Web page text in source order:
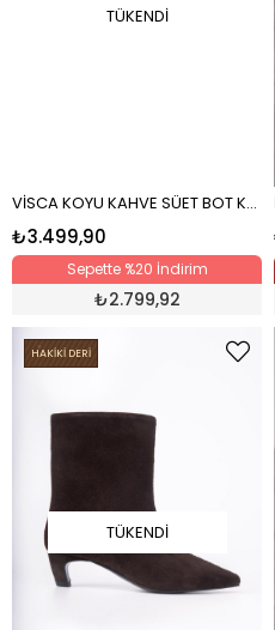
TÜKENDI
VİSCA KOYU KAHVE SÜET BOT KAHVE
₺3.499,90
Sepette %20 İndirim
₺2.799,92
TÜKENDI
HAKİKİ DERİ